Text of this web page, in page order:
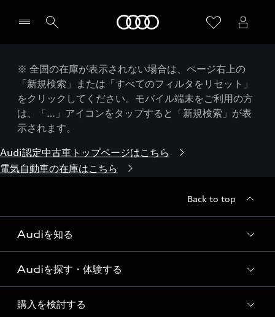
※ 全国の在庫が表示されない場合は、ページ右上の
「新規検索」または「すべてのフィルタをリセット」
をクリックしてください。モバイル端末をご利用の方
は、「…」アイコンをタップすると「新規検索」が表
示されます。
Audi認定中古車トップページはこちら
電気自動車の在庫はこちら
Back to top
Audiを知る
Audi ブランド
Story of Progress
Audiを探す・体験する
ディーラー検索
購入を検討する